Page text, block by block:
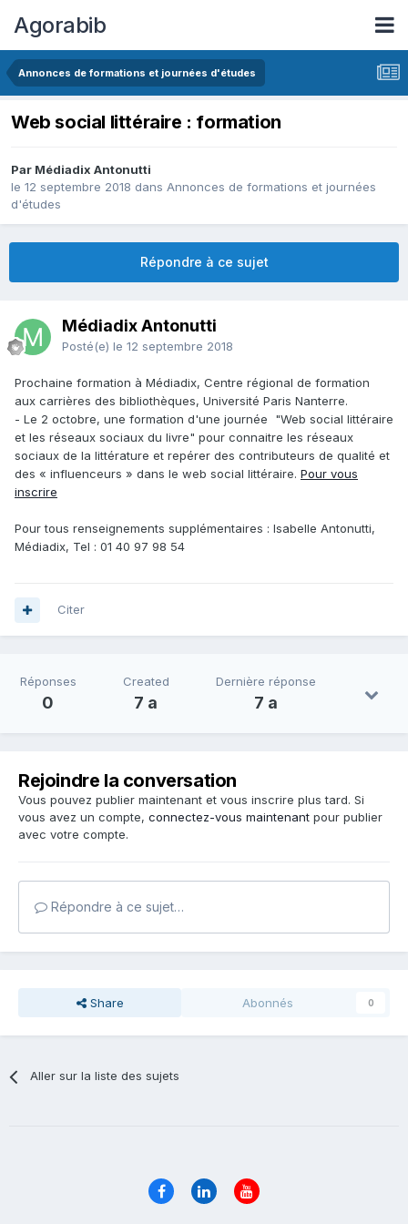
Agorabib
Annonces de formations et journées d'études
Web social littéraire : formation
Par Médiadix Antonutti
le 12 septembre 2018 dans Annonces de formations et journées
d'études
Répondre à ce sujet
Médiadix Antonutti
Posté(e) le 12 septembre 2018
Prochaine formation à Médiadix, Centre régional de formation
aux carrières des bibliothèques, Université Paris Nanterre.
- Le 2 octobre, une formation d'une journée "Web social littéraire
et les réseaux sociaux du livre" pour connaitre les réseaux
sociaux de la littérature et repérer des contributeurs de qualité et
des « influenceurs » dans le web social littéraire. Pour vous
inscrire
Pour tous renseignements supplémentaires : Isabelle Antonutti,
Médiadix, Tel : 01 40 97 98 54
Citer
Réponses
0
Created
7 a
Dernière réponse
7 a
Rejoindre la conversation
Vous pouvez publier maintenant et vous inscrire plus tard. Si
vous avez un compte, connectez-vous maintenant pour publier
avec votre compte.
Répondre à ce sujet…
Share Abonnés 0
Aller sur la liste des sujets